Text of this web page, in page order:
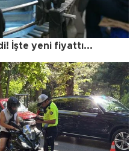
İşte yeni fiyattı...